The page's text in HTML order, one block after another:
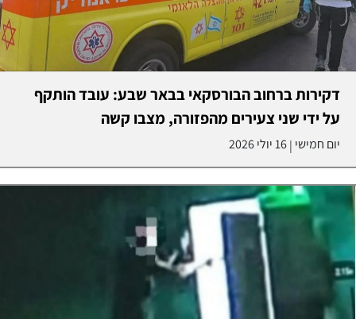
דקירות ברחוב הבורסקאי בבאר שבע: עובד הותקף
על ידי שני צעירים מהפזורה, מצבו קשה
יום חמישי |16 יולי 2026